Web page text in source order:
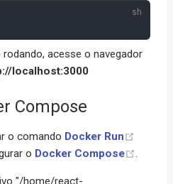
acesse o navegador
localhost:3000
Compose
o comando Docker Run
o Docker Compose .
"/home/react-